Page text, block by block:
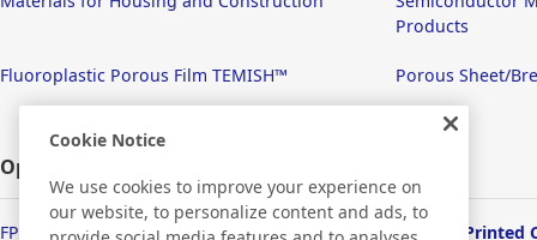
Products
Fluoroplastic Porous Film TEMISH™ Porous Sheet/
Optronics
FPD/Touch Panel Related Products Flexible Printed
Cookie Notice
We use cookies to improve your experience on
our website, to personalize content and ads, to